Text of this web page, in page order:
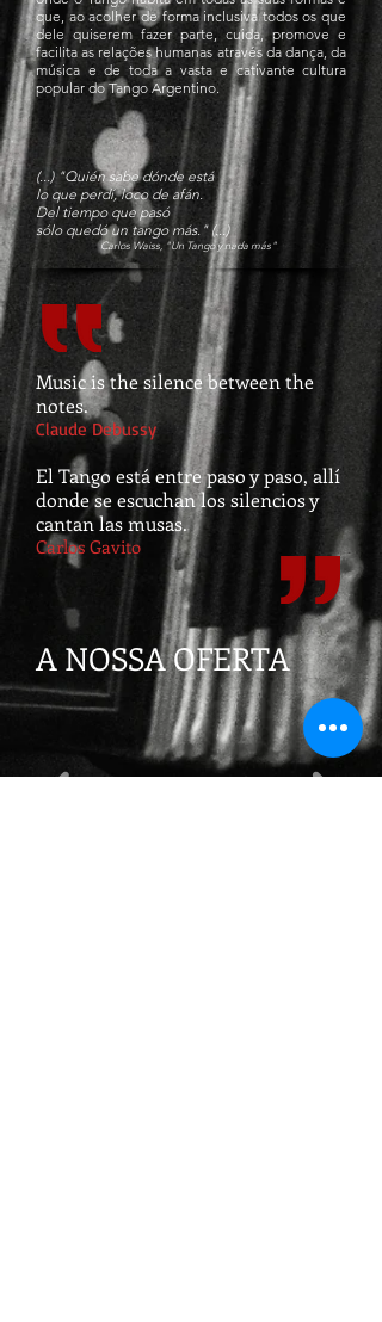
que, ao acolher de forma inclusiva todos os que
dele quiserem fazer parte, cuida, promove e
facilita as relações humanas através da dança, da
música e de toda a vasta e cativante cultura
popular do Tango Argentino.
(...) "Quién sabe dónde está
lo que perdí, loco de afán.
Del tiempo que pasó
sólo quedó un tango más." (...)
Carlos Waiss, "Un Tango y nada más"
Music is the silence between the
notes.
Claude Debussy
El Tango está entre paso y paso, allí
donde se escuchan los silencios y
cantan las musas.
Carlos Gavito
A NOSSA OFERTA